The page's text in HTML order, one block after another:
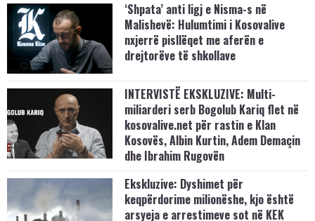
‘Shpata’ anti ligj e Nisma-s në
Malishevë: Hulumtimi i Kosovalive
nxjerrë pisllëqet me aferën e
drejtorëve të shkollave
INTERVISTË EKSKLUZIVE: Multi-
miliarderi serb Bogolub Kariq flet në
kosovalive.net për rastin e Klan
Kosovës, Albin Kurtin, Adem Demaçin
dhe Ibrahim Rugovën
Ekskluzive: Dyshimet për
keqpërdorime milionëshe, kjo është
arsyeja e arrestimeve sot në KEK